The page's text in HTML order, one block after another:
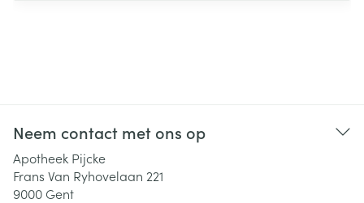
Neem contact met ons op
Apotheek Pijcke
Frans Van Ryhovelaan 221
9000 Gent